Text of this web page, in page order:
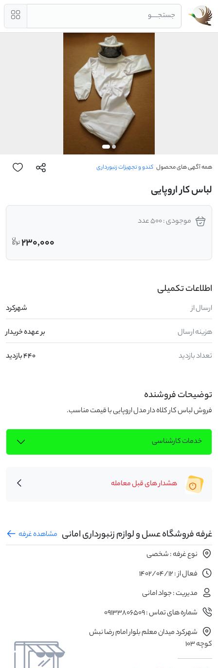
جستجــــو
همه آگهی های محصول کندو و تجهیزات زنبورداری
لباس کار اروپایی
موجودی : 500 عدد
230,000
اطلاعات تکمیلی
ارسال از شهرکرد
هزینه ارسال بر عهده خریدار
تعداد بازدید 440 بازدید
توضیحات فروشنده
فروش لباس کار کلاه دار مدل اروپایی با قیمت مناسب.
خدمات کارشناسی
هشدار های قبل معامله
غرفه فروشگاه عسل و لوازم زنبورداری امانی مشاهده غرفه
نوع غرفه : شخصی
فعال از : 1402/04/12
مدیریت : جواد امانی
شماره های تماس : 09133806509
شهرکرد میدان معلم بلوار امام رضا نبش
کوچه 103